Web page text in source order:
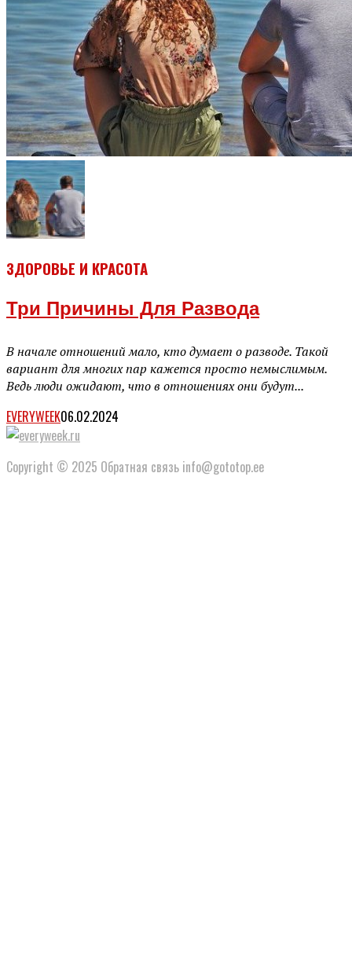
ЗДОРОВЬЕ И КРАСОТА
Три Причины Для Развода
В начале отношений мало, кто думает о разводе. Такой
вариант для многих пар кажется просто немыслимым.
Ведь люди ожидают, что в отношениях они будут...
EVERYWEEK06.02.2024
Copyright © 2025 Обратная связь info@gototop.ee